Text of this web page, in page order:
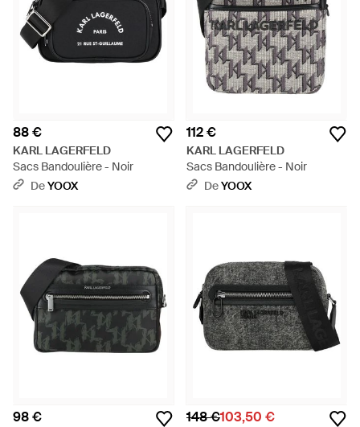
88 €
KARL LAGERFELD
Sacs Bandoulière - Noir
DeYOOX
112 €
KARL LAGERFELD
Sacs Bandoulière - Noir
DeYOOX
98 € 148 €103,50 €